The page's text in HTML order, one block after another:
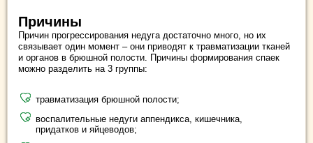
Причины
Причин прогрессирования недуга достаточно много, но их
связывает один момент – они приводят к травматизации тканей
и органов в брюшной полости. Причины формирования спаек
можно разделить на 3 группы:
травматизация брюшной полости;
воспалительные недуги аппендикса, кишечника,
придатков и яйцеводов;